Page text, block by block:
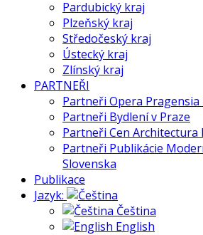
Pardubický kraj
Plzeňský kraj
Středočeský kraj
Ústecký kraj
Zlínský kraj
PARTNEŘI
Partneři Opera Pragensia
Partneři Bydlení v Praze
Partneři Cen Architectura
Partneři Publikácie
Slovenska
Publikace
Jazyk:
Čeština
English